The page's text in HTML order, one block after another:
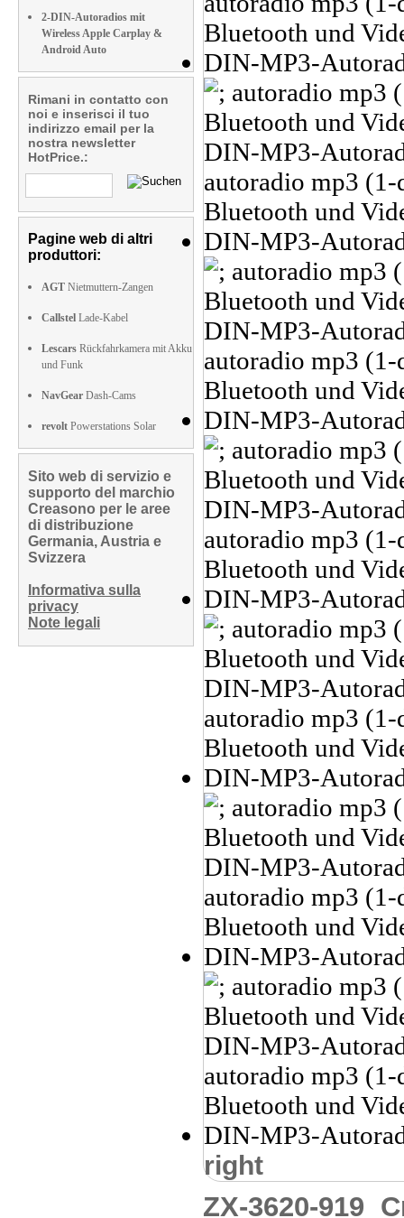
2-DIN-Autoradios mit
Wireless Apple Carplay &
Android Auto
Rimani in contatto con
noi e inserisci il tuo
indirizzo email per la
nostra newsletter
HotPrice.:
Pagine web di altri
produttori:
AGT Nietmuttern-Zangen
Callstel Lade-Kabel
Lescars Rückfahrkamera mit Akku
und Funk
NavGear Dash-Cams
revolt Powerstations Solar
Sito web di servizio e
supporto del marchio
Creasono per le aree
di distribuzione
Germania, Austria e
Svizzera
Informativa sulla
privacy
Note legali
right
ZX-3620-919